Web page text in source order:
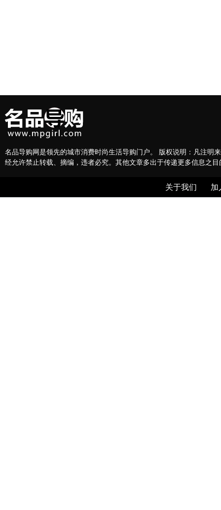
名品导购网是领先的城市消费时尚生活导购门户。 版权说明：凡注明
经允许禁止转载、摘编，违者必究。其他文章多出于传递更多信息之
关于我们 加